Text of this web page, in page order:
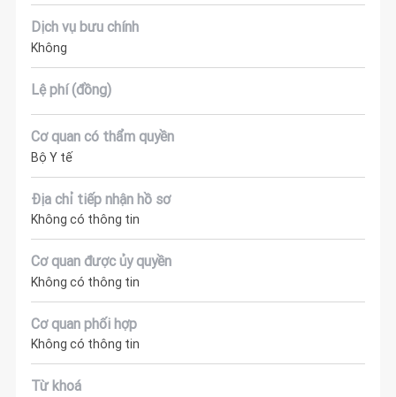
Dịch vụ bưu chính
Không
Lệ phí (đồng)
Cơ quan có thẩm quyền
Bộ Y tế
Địa chỉ tiếp nhận hồ sơ
Không có thông tin
Cơ quan được ủy quyền
Không có thông tin
Cơ quan phối hợp
Không có thông tin
Từ khoá